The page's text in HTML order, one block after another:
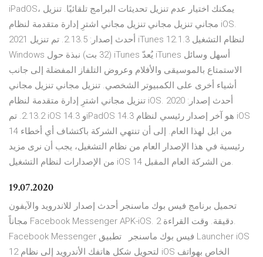
iPadOS، يمكنك اختيار عدم تنزيل تحديثات البرامج تلقائيًا. تنزيل
مجاني تنزيل مجاني تنزيل مجاني اشترِ إدارة متقدمة لنظام iOS.
2021 أحدث إصدار: 2.13.5. تم تنزيل iTunes 12.1.3 لنظام التشغيل
Windows ‏(32 بت) نبذة حول iTunes يُعدّ iTunes أسهل وسائل
الاستمتاع بالموسيقى والأفلام وعروض التلفاز المفضلة إلى جانب
أشياء أخرى على الكمبيوتر الشخصي. تنزيل مجاني تنزيل مجاني
تنزيل مجاني اشترِ إدارة متقدمة لنظام iOS. 2020 أحدث إصدار:
2.13.2. تم iOS 14.3 وiPadOS 14.3 هو آخر إصدار رئيسي لنظام iOS
14 من ابل لهذا العام. إلى أن تنتهي الشركة باكتشاف أي أخطاء
رئيسية في هذا الإصدار العام من نظام التشغيل، يجب أن نرى مزيد
من الإصدارات لنظام التشغيل iOS 14 من الشركة العام المقبل.
19.07.2020
تحميل برنامج فيس بوك ماسنجر أحدث إصدار للاندرويد والآيفون
مجاناً Facebook Messenger APK-iOS. 2 دقيقة. وقت القراءة.
Facebook Messenger فيس بوك ماسنجر تطبيق Launcher iOS
12 لتحويل شكل هاتفك الأندرويد إلى نظام iOS الخاص بهواتف